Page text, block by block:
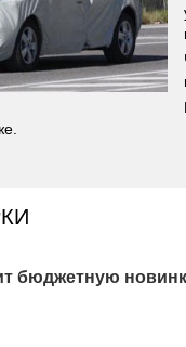
бюджетную